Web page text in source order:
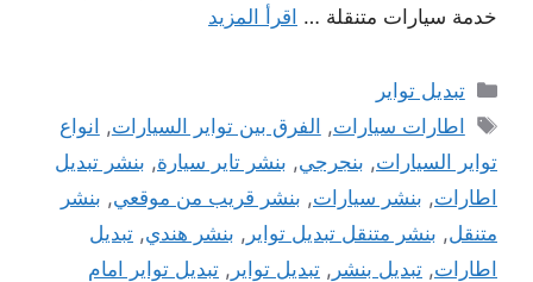
خدمة سيارات متنقلة … اقرأ المزيد
التصنيفات
تبديل تواير
الوسوم
اطارات سيارات, الفرق بين تواير السيارات, انواع
تواير السيارات, بنجرجي, بنشر تاير سيارة, بنشر تبديل
اطارات, بنشر سيارات, بنشر قريب من موقعي, بنشر
متنقل, بنشر متنقل تبديل تواير , بنشر هندي, تبديل
اطارات, تبديل بنشر , تبديل تواير , تبديل تواير امام